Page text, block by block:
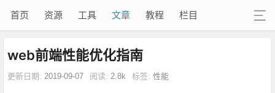
首页 资源 工具 文章 教程 栏目
web前端性能优化指南
更新日期: 2019-09-07 阅读: 2.8k 标签: 性能